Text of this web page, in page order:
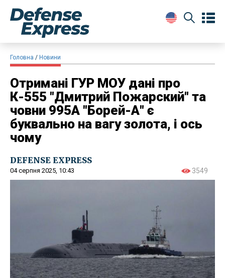
Головна Новини
Отримані ГУР МОУ дані про
К-555 "Дмитрий Пожарский" та
човни 995А "Борей-А" є
буквально на вагу золота, і ось
чому
DEFENSE EXPRESS
04 серпня 2025, 10:43 3549